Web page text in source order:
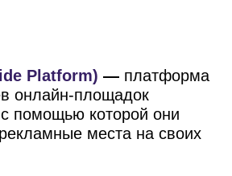
Platform) — платформа
онлайн-площадок
помощью которой они
места на своих